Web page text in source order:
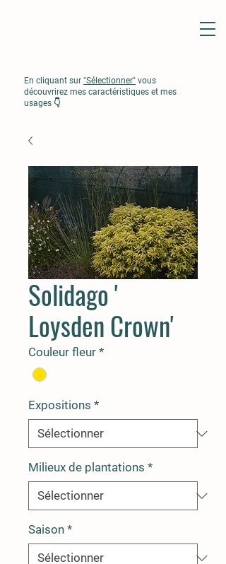
En cliquant sur "Sélectionner" vous
découvrirez mes caractéristiques et mes
usages 👇
Solidago '
Loysden Crown'
Couleur fleur *
Expositions *
Milieux de plantations *
Saison *